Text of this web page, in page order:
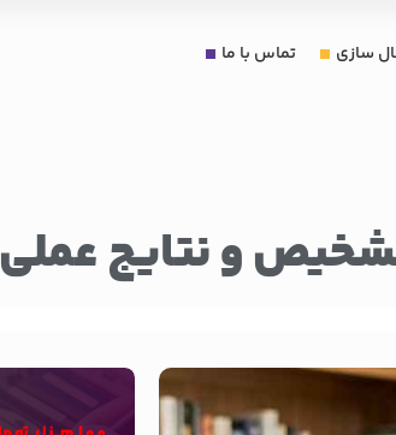
سازی تماس با ما
و نتایج عملی